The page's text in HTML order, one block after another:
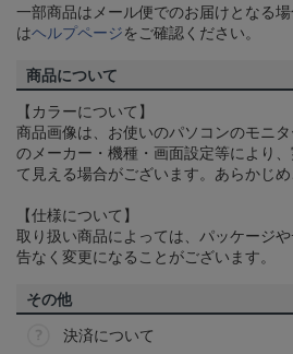
一部商品はメール便でのお届けとなる
はヘルプページをご確認ください。
商品について
【カラーについて】
商品画像は、お使いのパソコンのモニ
のメーカー・機種・画面設定等により
て見える場合がございます。あらかじめ
【仕様について】
取り扱い商品によっては、パッケージ
告なく変更になることがございます。
その他
決済について